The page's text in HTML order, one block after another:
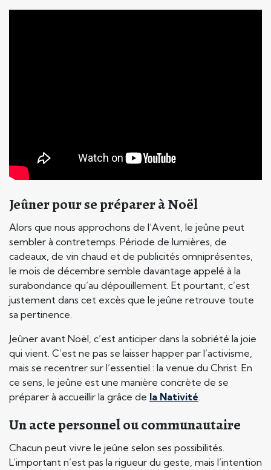
Jeûner pour se préparer à Noël
Alors que nous approchons de l’Avent, le jeûne peut
sembler à contretemps. Période de lumières, de
cadeaux, de vin chaud et de publicités omniprésentes,
le mois de décembre semble davantage appelé à la
surabondance qu’au dépouillement. Et pourtant, c’est
justement dans cet excès que le jeûne retrouve toute
sa pertinence.
Jeûner avant Noël, c’est anticiper dans la sobriété la joie
qui vient. C’est ne pas se laisser happer par l’activisme,
mais se recentrer sur l’essentiel : la venue du Christ. En
ce sens, le jeûne est une manière concrète de se
préparer à accueillir la grâce de la Nativité.
Un acte personnel ou communautaire
Chacun peut vivre le jeûne selon ses possibilités.
L’important n’est pas la rigueur du geste, mais l’intention